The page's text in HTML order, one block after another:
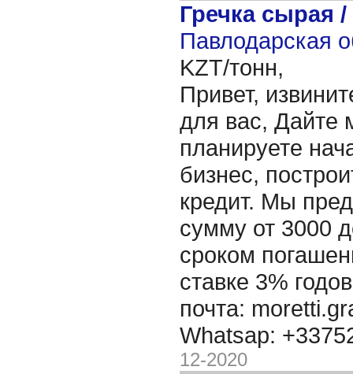
Гречка сырая /
Павлодарская
KZT/тонн,
Привет,
для вас, Дайте
планируете
бизнес,
кредит. Мы
сумму от 3000
сроком
ставке 3%
почта:
Whatsap:
12-2020